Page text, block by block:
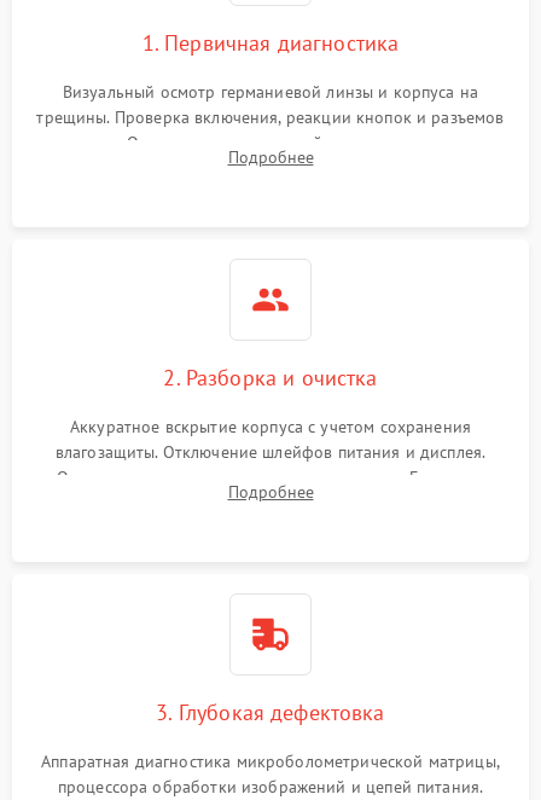
1. Первичная диагностика
Визуальный осмотр германиевой линзы и корпуса на
трещины. Проверка включения, реакции кнопок и разъемов
зарядки. Оценка вывода тепловой сигнатуры на экран,
проверка базовых функций и считывание системных
Подробнее
2. Разборка и очистка
Аккуратное вскрытие корпуса с учетом сохранения
влагозащиты. Отключение шлейфов питания и дисплея.
Очистка внутренних плат от окислов и пыли. Бережная
обработка германиевого объектива специализированными
Подробнее
3. Глубокая дефектовка
Аппаратная диагностика микроболометрической матрицы,
процессора обработки изображений и цепей питания.